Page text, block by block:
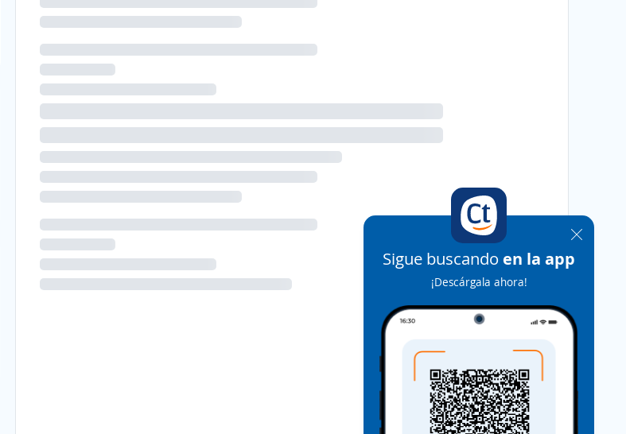
Sigue buscando en la app
¡Descárgala ahora!